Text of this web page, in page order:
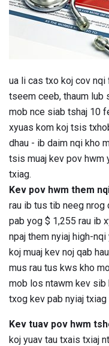
ua li cas txo koj cov
tseem ceeb, thaum lub
mob nce siab tshaj 10
xyuas kom koj tsis
dhau - ib daim nqi kho
tsis muaj kev pov hwm
txiag.
Kev pov hwm them
rau ib tus tib neeg nrog
pab yog $ 1,255 rau ib
npaj them nyiaj high-
koj muaj kev noj qab
mus rau tus kws kho
mob los ntawm kev sib
txog kev pab nyiaj
Kev tuav pov hwm
koj yuav tau txais txiaj